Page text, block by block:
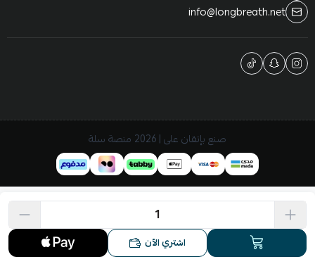
اشتري الآن
info@longbreath.net
صنع بإتقان على | 2026 منصة سلة